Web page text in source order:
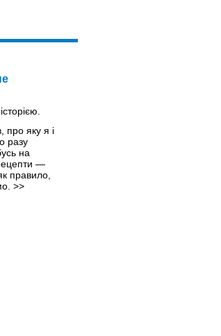
про яку я і
разу
на
—
правило,
>>